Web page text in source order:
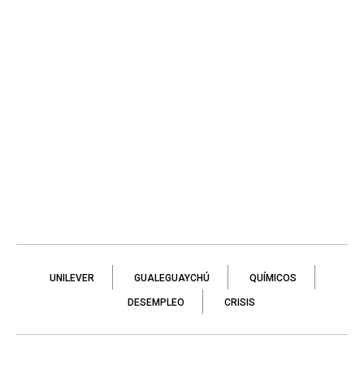
UNILEVER GUALEGUAYCHÚ QUÍMICOS
DESEMPLEO CRISIS